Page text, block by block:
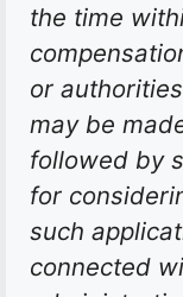
the time
or
may be
followed by
for
such
connected